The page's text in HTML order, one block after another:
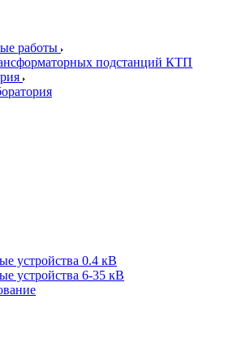
работы
подстанций КТП
устройства 0.4 кВ
устройства 6-35 кВ